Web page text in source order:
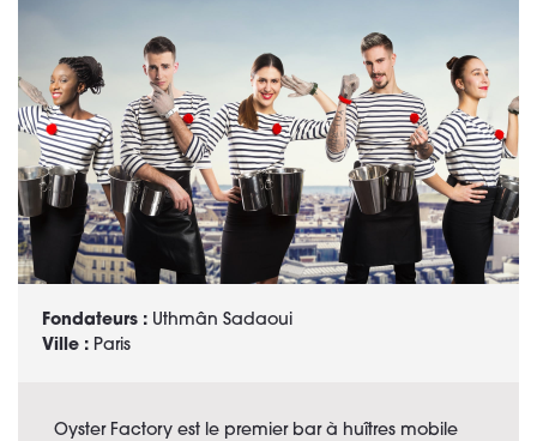
Fondateurs : Uthmân Sadaoui
Ville : Paris
Oyster Factory est le premier bar à huîtres mobile